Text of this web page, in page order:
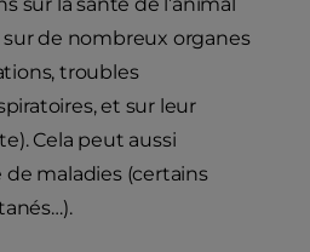
de nombreux organes
troubles
et sur leur
Cela peut aussi
maladies (certains